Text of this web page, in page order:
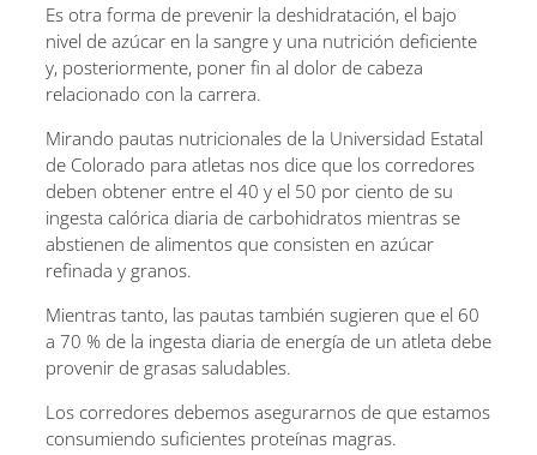
Es otra forma de prevenir la deshidratación, el bajo
nivel de azúcar en la sangre y una nutrición deficiente
y, posteriormente, poner fin al dolor de cabeza
relacionado con la carrera.
Mirando pautas nutricionales de la Universidad Estatal
de Colorado para atletas nos dice que los corredores
deben obtener entre el 40 y el 50 por ciento de su
ingesta calórica diaria de carbohidratos mientras se
abstienen de alimentos que consisten en azúcar
refinada y granos.
Mientras tanto, las pautas también sugieren que el 60
a 70 % de la ingesta diaria de energía de un atleta debe
provenir de grasas saludables.
Los corredores debemos asegurarnos de que estamos
consumiendo suficientes proteínas magras.